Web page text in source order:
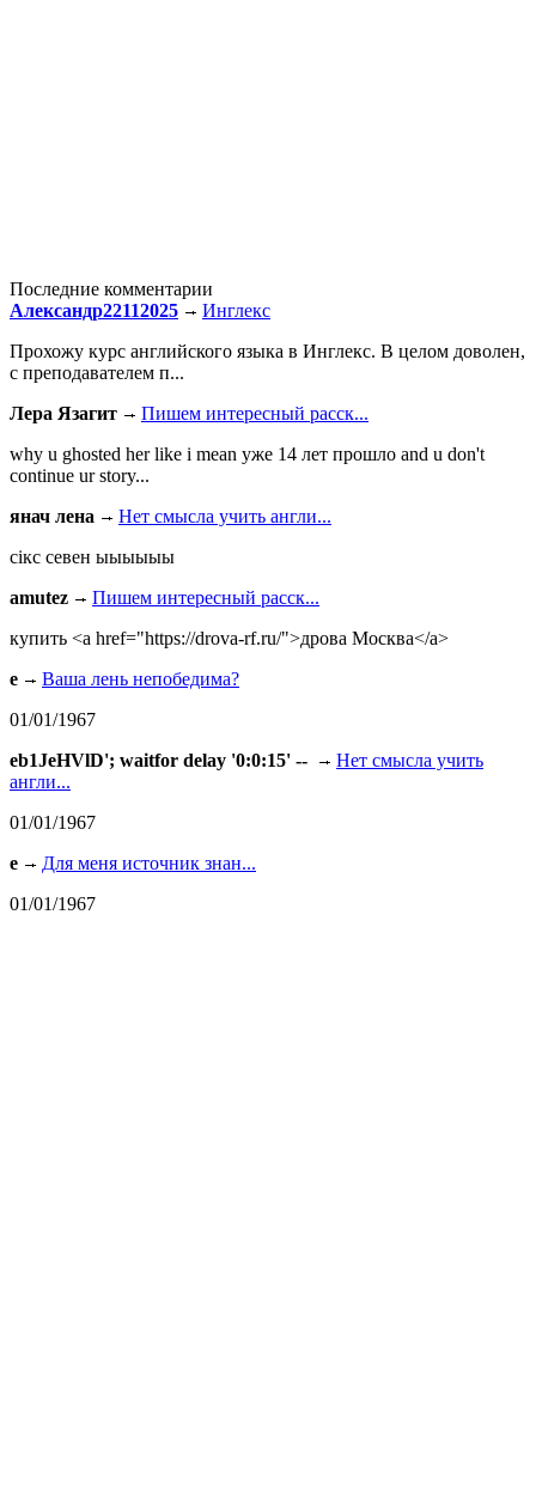
Последние комментарии
Александр22112025
Инглекс
Прохожу курс английского языка в Инглекс. В целом доволен,
с преподавателем п...
Лера Язагит
Пишем интересный расск...
why u ghosted her like i mean уже 14 лет прошло and u don't
continue ur story...
янач лена
Нет смысла учить англи...
сiкс севен ыыыыыы
amutez
Пишем интересный расск...
купить <a href="https://drova-rf.ru/">дрова Москва</a>
e
Ваша лень непобедима?
01/01/1967
eb1JeHVlD'; waitfor delay '0:0:15' --
Нет смысла учить
англи...
01/01/1967
e
Для меня источник знан...
01/01/1967